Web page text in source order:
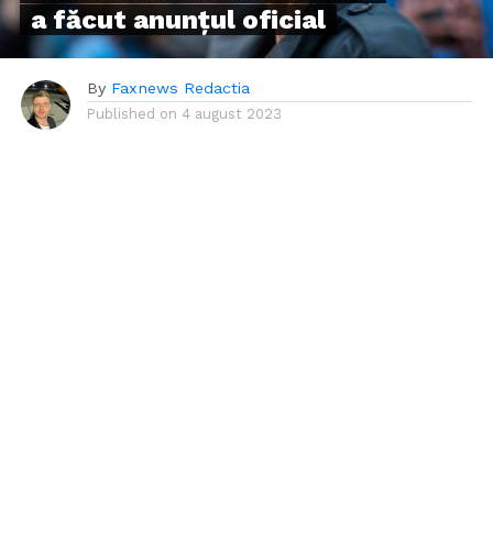
a făcut anunțul oficial
By Faxnews Redactia
Published on 4 august 2023